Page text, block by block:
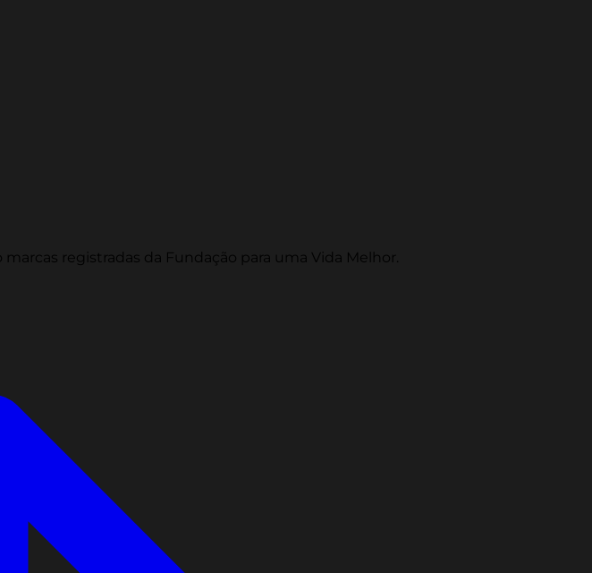
registradas da Fundação para uma Vida Melhor.